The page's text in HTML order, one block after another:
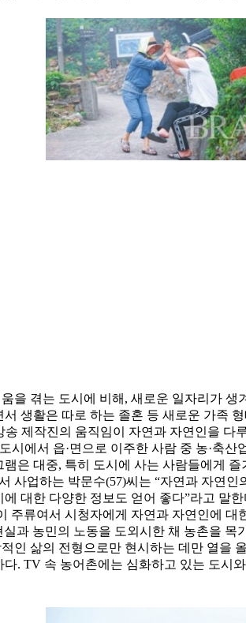
을 겪는 도시에 비해, 새로운 일자리가
생활은 따로 하는 졸혼 등 새로운 가족
제작진의 움직임이 자연과 자연인을 다
시에서 읍·면으로 이주한 사람 중 농·축
은 대중, 특히 도시에 사는 사람들에게
사업하는 박문수(57)씨는 “자연과 자연
대한 다양한 정보도 얻어 좋다”라고 말
주류여서 시청자에게 자연과 자연인에
실과 농민의 노동을 도외시한 채 농촌을
인 삶의 전형으로만 현시하는 데만 열을
. TV 속 농어촌에는 심화하고 있는 도시